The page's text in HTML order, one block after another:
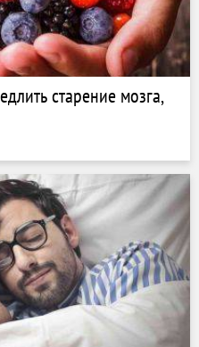
старение мозга,